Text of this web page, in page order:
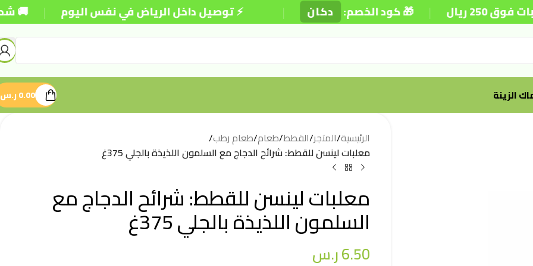
⚡ توصيل داخل الرياض في نفس اليوم | 🚚 شحن مجاني | 🎁 كود الخصم: دكان |
الزينة 0.00ر.س
الرئيسية/المتجر/القطط/طعام/طعام رطب/
معلبات لينسن للقطط: شرائح الدجاج مع السلمون اللذيذة بالجلي 375غ
معلبات لينسن للقطط: شرائح الدجاج مع
السلمون اللذيذة بالجلي 375غ
6.50ر.س